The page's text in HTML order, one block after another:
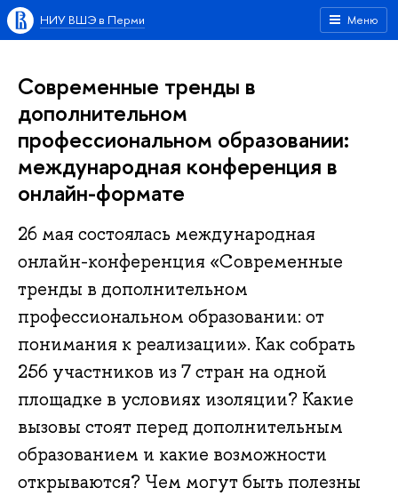
Меню
НИУ ВШЭ в Перми
Современные тренды в
дополнительном
профессиональном образовании:
международная конференция в
онлайн-формате
26 мая состоялась международная
онлайн-конференция «Современные
тренды в дополнительном
профессиональном образовании: от
понимания к реализации». Как собрать
256 участников из 7 стран на одной
площадке в условиях изоляции? Какие
вызовы стоят перед дополнительным
образованием и какие возможности
открываются? Чем могут быть полезны